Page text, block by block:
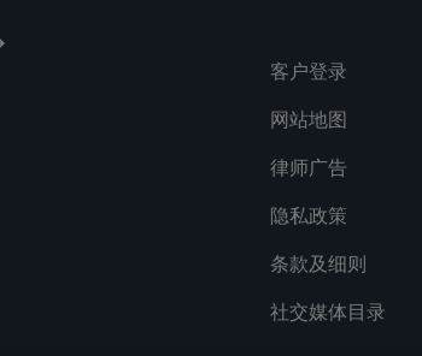
客户登录
网站地图
律师广告
隐私政策
条款及细则
社交媒体目录